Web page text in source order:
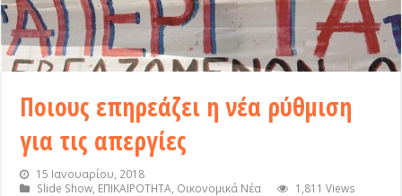
Ποιους επηρεάζει η νέα ρύθμιση
για τις απεργίες
15 Ιανουαρίου, 2018
Slide Show ΕΠΙΚΑΙΡΟΤΗΤΑ Οικονομικά Νέα 1,811 Views